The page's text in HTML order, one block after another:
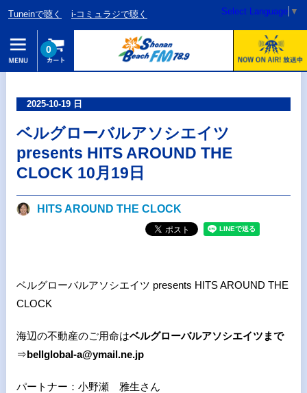
Tuneinで聴く i-コミュラジで聴く Select Language ▼
0
2025-10-19 日
ベルグローバルアソシエイツ
presents HITS AROUND THE
CLOCK 10月19日
HITS AROUND THE CLOCK
ベルグローバルアソシエイツ presents HITS AROUND THE
CLOCK
海辺の不動産のご用命はベルグローバルアソシエイツまで
⇒bellglobal-a@ymail.ne.jp
パートナー：小野瀬 雅生さん